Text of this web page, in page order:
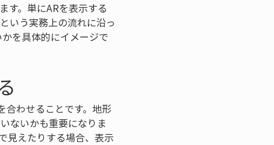
す。単にARを表示する
いう実務上の流れに沿っ
を具体的にイメージで
合わせることです。地形
ないかも重要になりま
見えたりする場合、表示